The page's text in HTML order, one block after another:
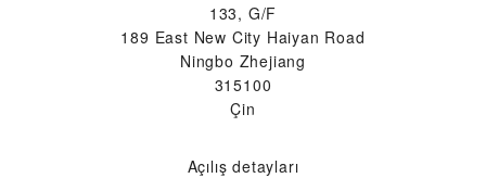
133, G/F
189 East New City Haiyan Road
Ningbo Zhejiang
315100
Çin
Açılış detayları